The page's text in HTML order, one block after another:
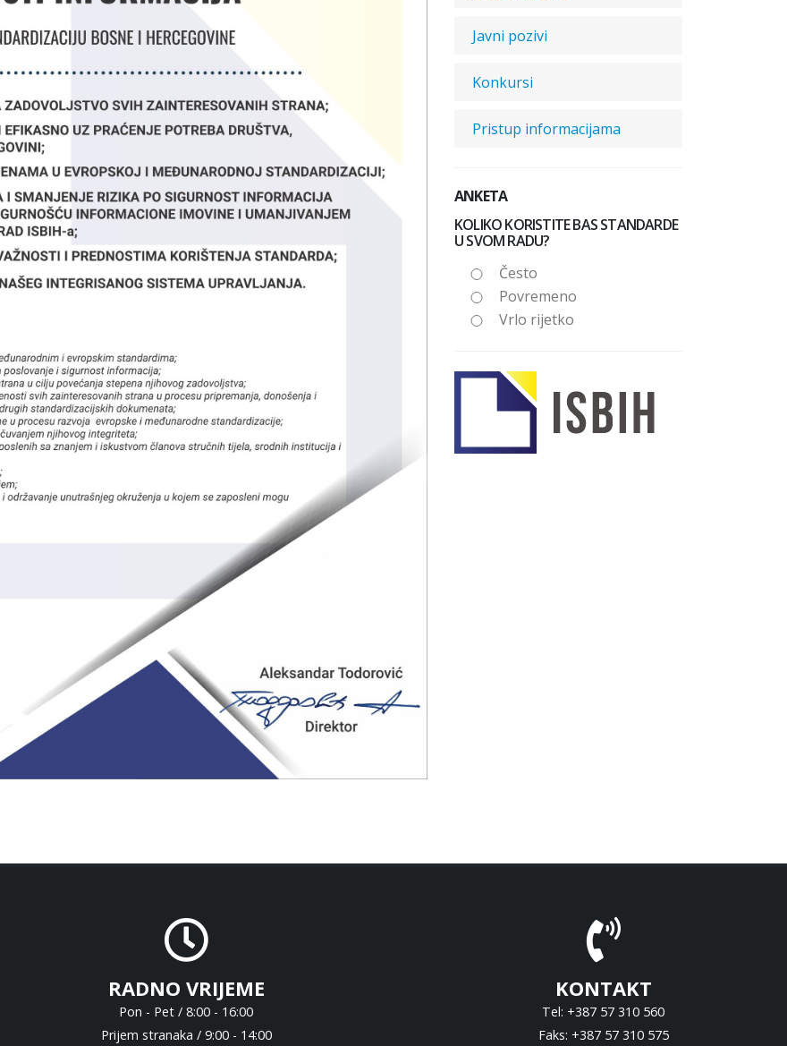
Javni pozivi
Konkursi
Pristup informacijama
ANKETA
KOLIKO KORISTITE BAS STANDARDE
U SVOM RADU?
Često
Povremeno
Vrlo rijetko
RADNO VRIJEME
Pon - Pet / 8:00 - 16:00
Prijem stranaka / 9:00 - 14:00
KONTAKT
Tel: +387 57 310 560
Faks: +387 57 310 575